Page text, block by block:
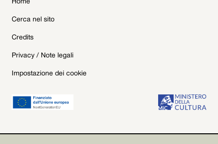
Home
Cerca nel sito
Credits
Privacy / Note legali
Impostazione dei cookie